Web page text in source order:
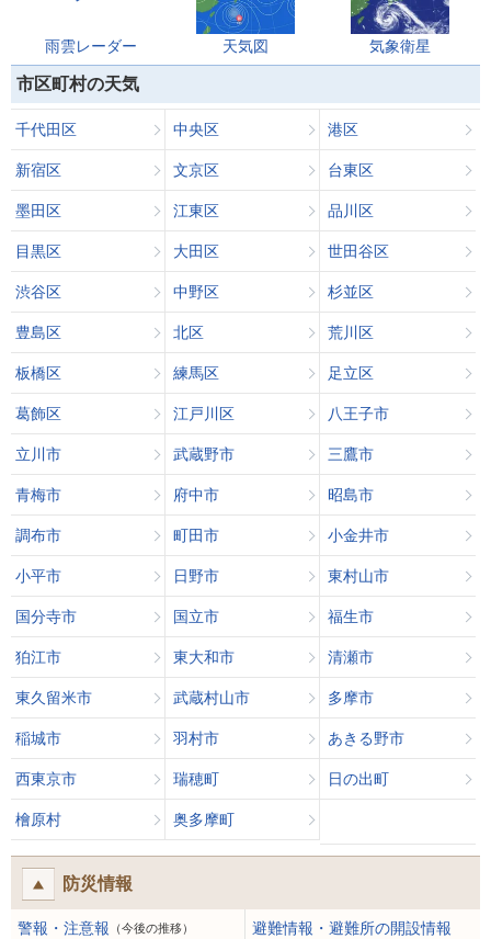
雨雲レーダー 天気図 気象衛星
市区町村の天気
千代田区 中央区 港区
新宿区 文京区 台東区
墨田区 江東区 品川区
目黒区 大田区 世田谷区
渋谷区 中野区 杉並区
豊島区 北区 荒川区
板橋区 練馬区 足立区
葛飾区 江戸川区 八王子市
立川市 武蔵野市 三鷹市
青梅市 府中市 昭島市
調布市 町田市 小金井市
小平市 日野市 東村山市
国分寺市 国立市 福生市
狛江市 東大和市 清瀬市
東久留米市 武蔵村山市 多摩市
稲城市 羽村市 あきる野市
西東京市 瑞穂町 日の出町
檜原村 奥多摩町
防災情報
警報・注意報 （今後の推移） 避難情報・避難所の開設情報